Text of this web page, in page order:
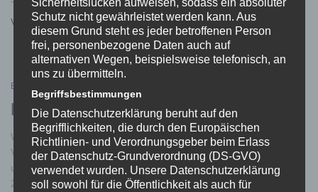
Von
Tobias, vor6 Jahren
BOSCH
Neu: VOLspeed Bosch V3
Wir stellen heute die dritte Generation unseres beliebten
VOLspeed-Tuning-Moduls für die Bosch-Motoren vor.Das Modul
unterstützt alle Bosch-Antriebe und Displays seit dem Modelljahr
2014. Auch die neuen Gen 4-Motoren werden unterstützt.
Schutz nicht gewährleistet werden kann. Aus
diesem Grund steht es jeder betroffenen Person
frei, personenbezogene Daten auch auf
alternativen Wegen, beispielsweise telefonisch, an
uns zu übermitteln.
Begriffsbestimmungen
Die Datenschutzerklärung beruht auf den
Begrifflichkeiten, die durch den Europäischen
Richtlinien- und Verordnungsgeber beim Erlass
der Datenschutz-Grundverordnung (DS-GVO)
verwendet wurden. Unsere Datenschutzerklärung
soll sowohl für die Öffentlichkeit als auch für